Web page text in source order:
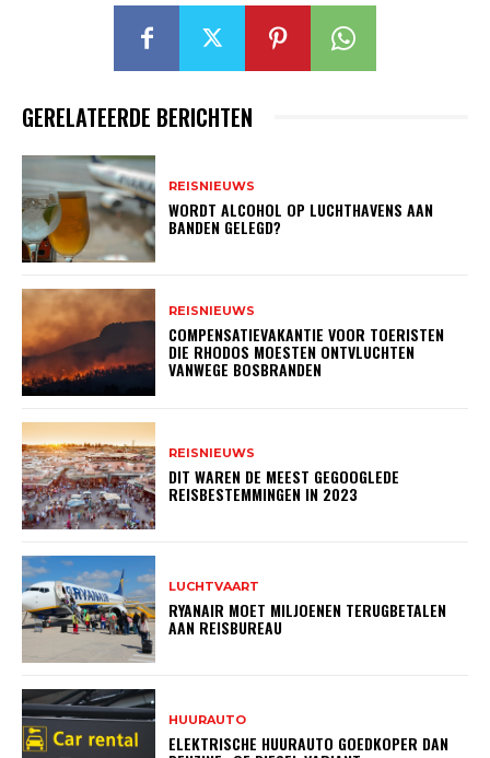
GERELATEERDE BERICHTEN
REISNIEUWS
WORDT ALCOHOL OP LUCHTHAVENS AAN
BANDEN GELEGD?
REISNIEUWS
COMPENSATIEVAKANTIE VOOR TOERISTEN
DIE RHODOS MOESTEN ONTVLUCHTEN
VANWEGE BOSBRANDEN
REISNIEUWS
DIT WAREN DE MEEST GEGOOGLEDE
REISBESTEMMINGEN IN 2023
LUCHTVAART
RYANAIR MOET MILJOENEN TERUGBETALEN
AAN REISBUREAU
HUURAUTO
ELEKTRISCHE HUURAUTO GOEDKOPER DAN